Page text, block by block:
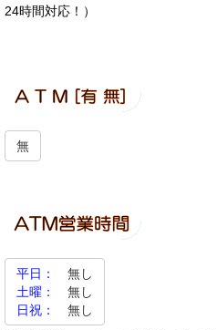
24時間対応！）
無
平日：
無し
土曜：
無し
日祝：
無し